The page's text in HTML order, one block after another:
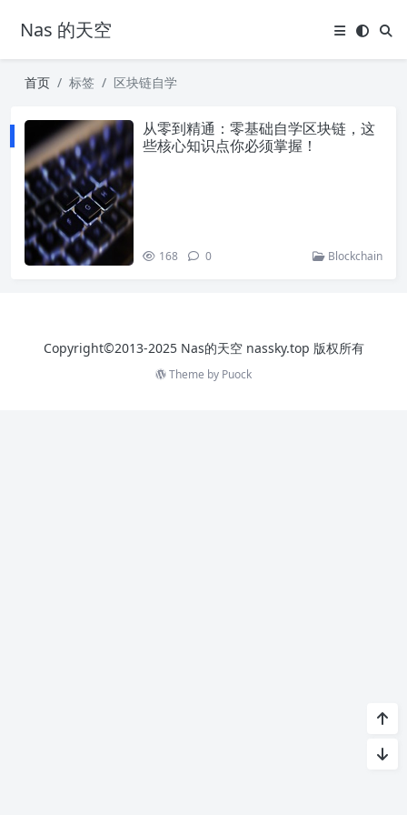
Nas 的天空
首页 标签 区块链自学
从零到精通：零基础自学区块链，这
些核心知识点你必须掌握！
168 0 Blockchain
Copyright©2013-2025 Nas的天空 nassky.top 版权所有
Theme by Puock